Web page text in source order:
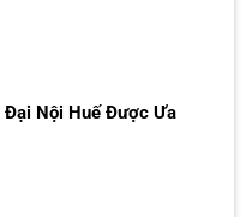
Đại Nội Huế Được Ưa